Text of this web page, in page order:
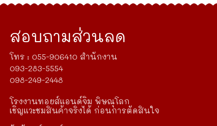
สอบถามส่วนลด
โทร : 055-906410 สำนักงาน
093-283-5554
098-249-2448
โรงงานทอยส์แอนด์จิม พิษณุโลก
เชิญแวะชมสินค้าจริงได้ ก่อนการตัดสินใจ